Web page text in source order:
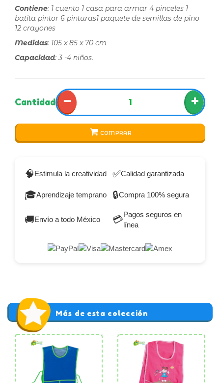
Contiene: 1 cuento 1 casa para armar 4 pinceles 1
batita pintor 6 pinturas1 paquete de semillas de pino
12 crayones
Medidas: 105 x 85 x 70 cm
Capacidad: 3 -4 niños.
Cantidad − +
COMPRAR
🧠Estimula la creatividad ✅Calidad garantizada
🎓Aprendizaje temprano 🔒Compra 100% segura
🚚Envío a todo México 💳Pagos seguros en
línea
Más de esta colección